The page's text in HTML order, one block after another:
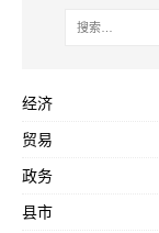
经济
贸易
政务
县市